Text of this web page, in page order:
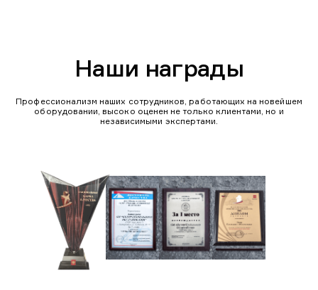
Наши награды
Профессионализм наших сотрудников, работающих на новейшем
оборудовании, высоко оценен не только клиентами, но и
независимыми экспертами.